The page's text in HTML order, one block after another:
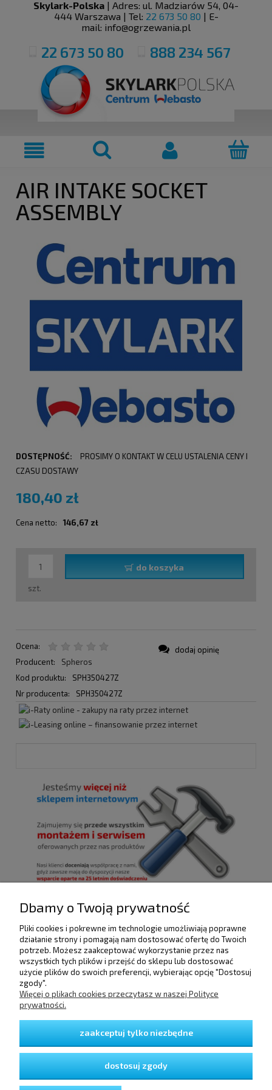
Skylark-Polska | Adres: ul. Madziarów 54, 04-
444 Warszawa | Tel: 22 673 50 80 | E-
mail: info@ogrzewania.pl
22 673 50 80 888 234 567
AIR INTAKE SOCKET
ASSEMBLY
DOSTĘPNOŚĆ:
PROSIMY O KONTAKT W CELU USTALENIA CENY I
CZASU DOSTAWY
180,40 zł
Cena netto: 146,67 zł
szt.
do koszyka
Ocena:
Producent:
Spheros
Kod produktu:
SPH350427Z
Nr producenta:
SPH350427Z
dodaj opinię
POMOC
DOSTAWA I PŁATNOŚCI
GWARANCJA I ZWROTY
Dbamy o Twoją prywatność
Pliki cookies i pokrewne im technologie umożliwiają poprawne
działanie strony i pomagają nam dostosować ofertę do Twoich
potrzeb. Możesz zaakceptować wykorzystanie przez nas
wszystkich tych plików i przejść do sklepu lub dostosować
użycie plików do swoich preferencji, wybierając opcję "Dostosuj
zgody".
Więcej o plikach cookies przeczytasz w naszej Polityce
prywatności.
zaakceptuj tylko niezbędne
dostosuj zgody